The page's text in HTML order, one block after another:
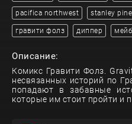
pacifica northwest stanley
гравити фолз диппер
Описание:
Комикс Гравити Фолз.
несвязанных историй по
попадают в забавные
которые им стоит пройти и